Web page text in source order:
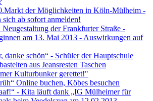
der Möglichkeiten in Köln-Mülheim -
sich ab sofort anmelden!
der Frankfurter Straße -
am 13. Mai 2013 - Auswirkungen auf
danke schön“ - Schüler der Hauptschule
aus Jeansresten Taschen
Kulturbunker gerettet!"
Online buchen, Köbes besuchen
- Kita läuft dank „IG Mülheimer für